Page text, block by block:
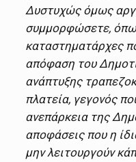
Δυστυχώς όμως
συμμορφώσετε,
καταστηματάρχες
απόφαση του
ανάπτυξης
πλατεία, γεγονός
ανεπάρκεια της
αποφάσεις που η
μην λειτουργούν